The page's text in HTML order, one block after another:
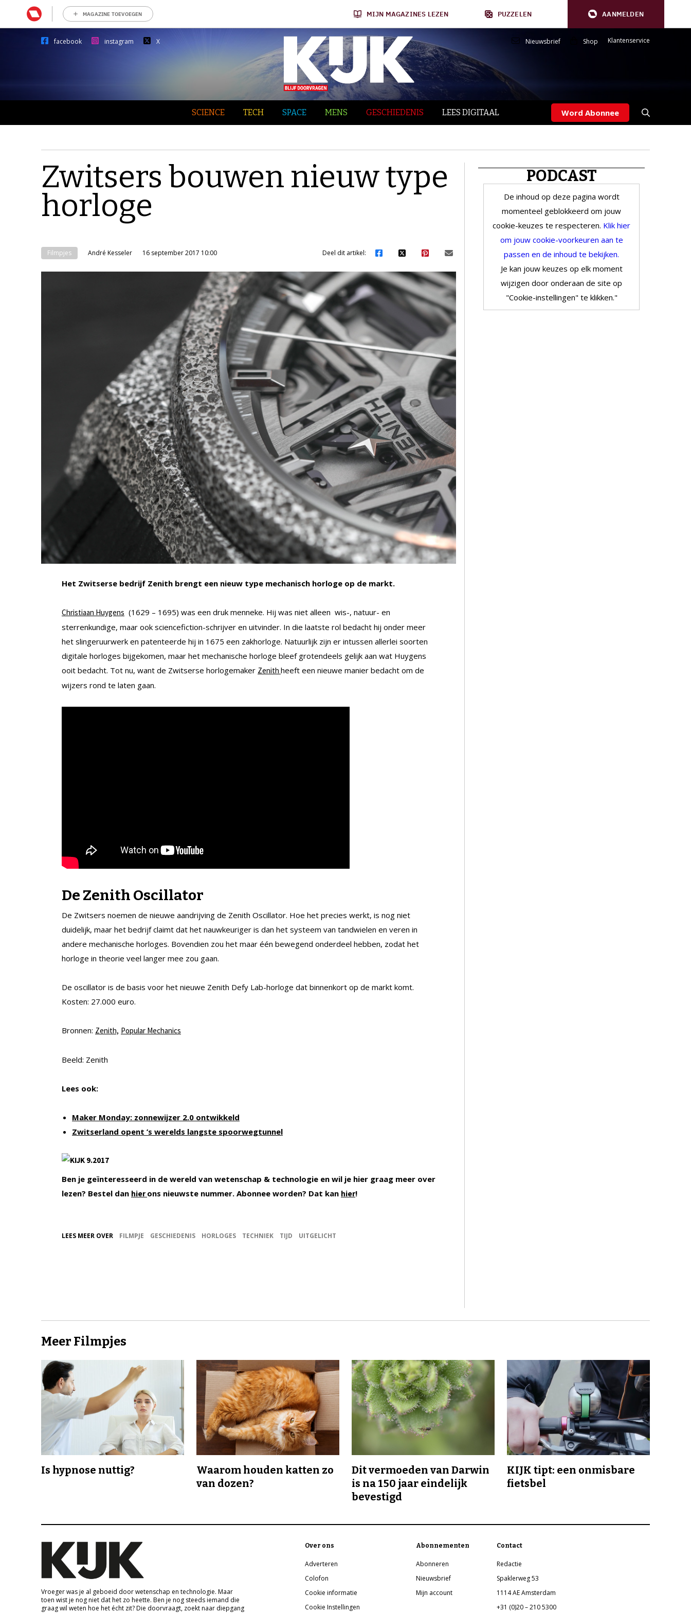
MAGAZINE TOEVOEGEN MIJN MAGAZINES LEZEN PUZZELEN AANMELDEN
facebook instagram X Nieuwsbrief Shop Klantenservice
SCIENCE TECH SPACE MENS GESCHIEDENIS LEES DIGITAAL Word Abonnee
Zwitsers bouwen nieuw type
horloge
Filmpjes André Kesseler 16 september 2017 10:00 Deel dit artikel:
Het Zwitserse bedrijf Zenith brengt een nieuw type mechanisch horloge op de markt.
Christiaan Huygens (1629 – 1695) was een druk menneke. Hij was niet alleen wis-, natuur- en
sterrenkundige, maar ook sciencefiction-schrijver en uitvinder. In die laatste rol bedacht hij onder meer
het slingeruurwerk en patenteerde hij in 1675 een zakhorloge. Natuurlijk zijn er intussen allerlei soorten
digitale horloges bijgekomen, maar het mechanische horloge bleef grotendeels gelijk aan wat Huygens
ooit bedacht. Tot nu, want de Zwitserse horlogemaker Zenith heeft een nieuwe manier bedacht om de
wijzers rond te laten gaan.
De Zenith Oscillator
De Zwitsers noemen de nieuwe aandrijving de Zenith Oscillator. Hoe het precies werkt, is nog niet
duidelijk, maar het bedrijf claimt dat het nauwkeuriger is dan het systeem van tandwielen en veren in
andere mechanische horloges. Bovendien zou het maar één bewegend onderdeel hebben, zodat het
horloge in theorie veel langer mee zou gaan.
De oscillator is de basis voor het nieuwe Zenith Defy Lab-horloge dat binnenkort op de markt komt.
Kosten: 27.000 euro.
Bronnen: Zenith, Popular Mechanics
Beeld: Zenith
Lees ook:
Maker Monday: zonnewijzer 2.0 ontwikkeld
Zwitserland opent ’s werelds langste spoorwegtunnel
Ben je geïnteresseerd in de wereld van wetenschap & technologie en wil je hier graag meer over
lezen? Bestel dan hier ons nieuwste nummer. Abonnee worden? Dat kan hier!
LEES MEER OVER FILMPJE GESCHIEDENIS HORLOGES TECHNIEK TIJD UITGELICHT
PODCAST
De inhoud op deze pagina wordt
momenteel geblokkeerd om jouw
cookie-keuzes te respecteren. Klik hier
om jouw cookie-voorkeuren aan te
passen en de inhoud te bekijken.
Je kan jouw keuzes op elk moment
wijzigen door onderaan de site op
"Cookie-instellingen" te klikken."
Meer Filmpjes
Is hypnose nuttig?
Waarom houden katten zo
van dozen?
Dit vermoeden van Darwin
is na 150 jaar eindelijk
bevestigd
KIJK tipt: een onmisbare
fietsbel
Vroeger was je al geboeid door wetenschap en technologie. Maar
toen wist je nog niet dat het zo heette. Ben je nog steeds iemand die
graag wil weten hoe het écht zit? Die doorvraagt, zoekt naar diepgang
Over ons
Adverteren
Colofon
Cookie informatie
Cookie Instellingen
Abonnementen
Abonneren
Nieuwsbrief
Mijn account
Contact
Redactie
Spaklerweg 53
1114 AE Amsterdam
+31 (0)20 – 210 5300